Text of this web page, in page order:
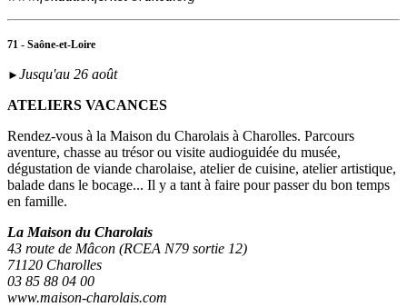
71 - Saône-et-Loire
► Jusqu'au 26 août
ATELIERS VACANCES
Rendez-vous à la Maison du Charolais à Charolles. Parcours
aventure, chasse au trésor ou visite audioguidée du musée,
dégustation de viande charolaise, atelier de cuisine, atelier artistique,
balade dans le bocage... Il y a tant à faire pour passer du bon temps
en famille.
La Maison du Charolais
43 route de Mâcon (RCEA N79 sortie 12)
71120 Charolles
03 85 88 04 00
www.maison-charolais.com